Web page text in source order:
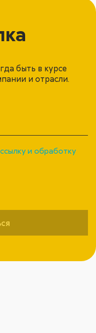
быть в курсе
и отрасли.
и обработку